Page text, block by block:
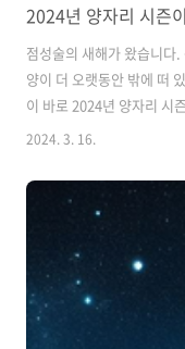
2024년 양자리 시즌
점성술의 새해가 왔습니다
양이 더 오랫동안 밖에 떠
이 바로 2024년 양자리 시
논의할 때입니다. 춘분의
기 때문에 항상 슬레이트
수 있는 힘을 실어줍니다.
진짜 "새해"는 3월 19일
이 양자리에 들어갈 때 일
즌은 혼란과 변화로 가득
2024. 3. 16.